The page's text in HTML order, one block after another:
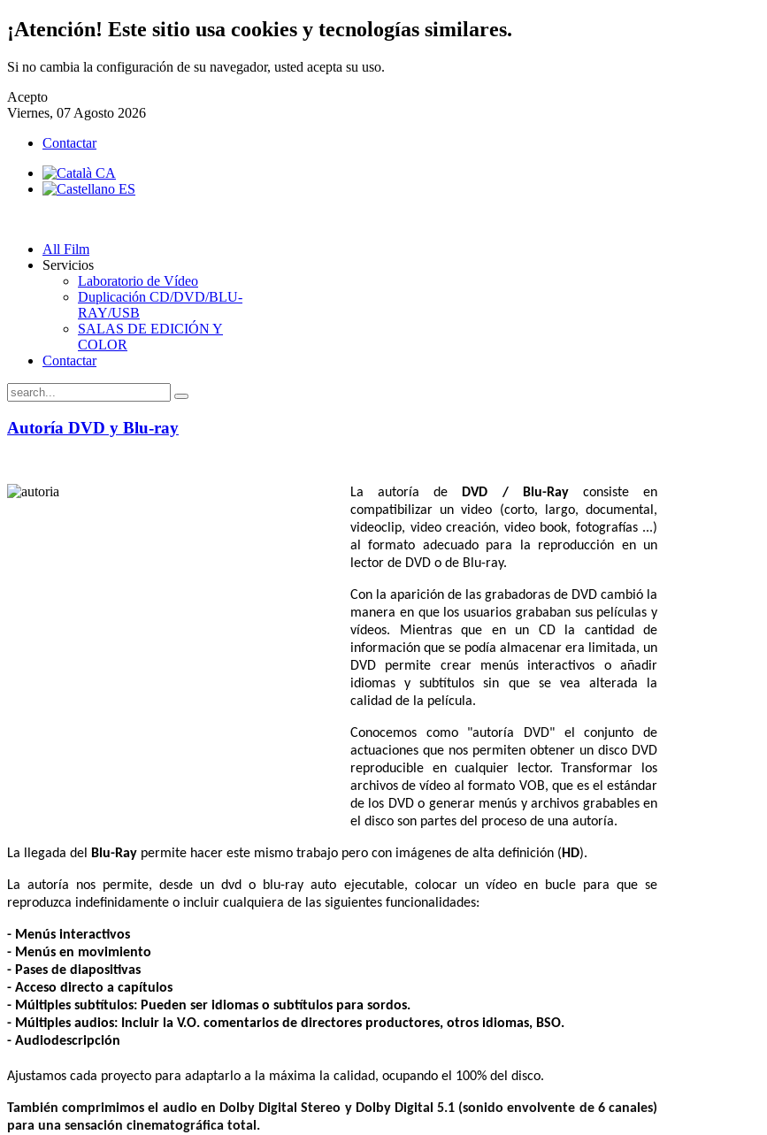
¡Atención! Este sitio usa cookies y tecnologías similares.
Si no cambia la configuración de su navegador, usted acepta su uso.
Acepto
Viernes, 07 Agosto 2026
Contactar
All Film
Servicios
Laboratorio de Vídeo
Duplicación CD/DVD/BLU-
RAY/USB
SALAS DE EDICIÓN Y
COLOR
Contactar
Autoría DVD y Blu-ray
La autoría deDVD / Blu-Rayconsiste en
compatibilizar un video (corto, largo, documental,
videoclip, video creación, video book, fotografías ...)
al formato adecuado para la reproducción en un
lector de DVD o de Blu-ray.
Con la aparición de las grabadoras de DVD cambió la
manera en que los usuarios grababan sus películas y
vídeos. Mientras que en un CD la cantidad de
información que se podía almacenar era limitada, un
DVD permite crear menús interactivos o añadir
idiomas y subtítulos sin que se vea alterada la
calidad de la película.
Conocemos como "autoría DVD" el conjunto de
actuaciones que nos permiten obtener un disco DVD
reproducible en cualquier lector. Transformar los
archivos de vídeo al formato VOB, que es el estándar
de los DVD o generar menús y archivos grabables en
el disco son partes del proceso de una autoría.
La llegada del Blu-Ray permite hacer este mismo trabajo pero con imágenes de alta definición (HD).
La autoría nos permite, desde un dvd o blu-ray auto ejecutable, colocar un vídeo en bucle para que se
reproduzca indefinidamente o incluir cualquiera de las siguientes funcionalidades:
- Menús interactivos
- Menús en movimiento
- Pases de diapositivas
- Acceso directo a capítulos
- Múltiples subtítulos: Pueden ser idiomas o subtítulos para sordos.
- Múltiples audios: Incluir la V.O. comentarios de directores productores, otros idiomas, BSO.
- Audiodescripción
Ajustamos cada proyecto para adaptarlo a la máxima la calidad, ocupando el 100% del disco.
También comprimimos el audio en Dolby Digital Stereo y Dolby Digital 5.1 (sonido envolvente de 6 canales)
para una sensación cinematográfica total.